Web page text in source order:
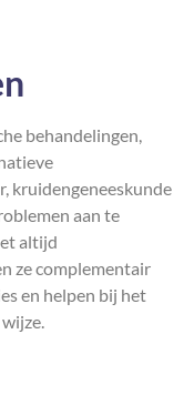
behandelingen,
kruidengeneeskunde
aan te
altijd
ze complementair
en helpen bij het